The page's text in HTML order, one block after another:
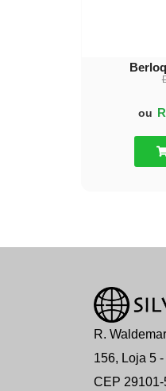
ou
R.
156, Loja 5
CEP 29101-